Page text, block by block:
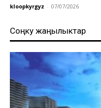
kloopkyrgyz - 07/07/2026
Соңку жаңылыктар